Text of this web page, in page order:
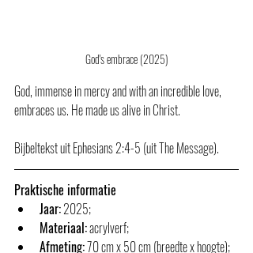
God's embrace (2025)
God, immense in mercy and with an incredible love,
embraces us. He made us alive in Christ.
Bijbeltekst uit Ephesians 2:4-5 (uit The Message).
Praktische informatie
Jaar: 2025;
Materiaal: acrylverf;
Afmeting: 70 cm x 50 cm (breedte x hoogte);